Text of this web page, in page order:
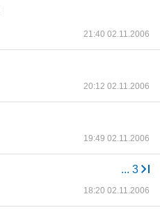
21:40 02.11.2006
20:12 02.11.2006
19:49 02.11.2006
... 3
18:20 02.11.2006